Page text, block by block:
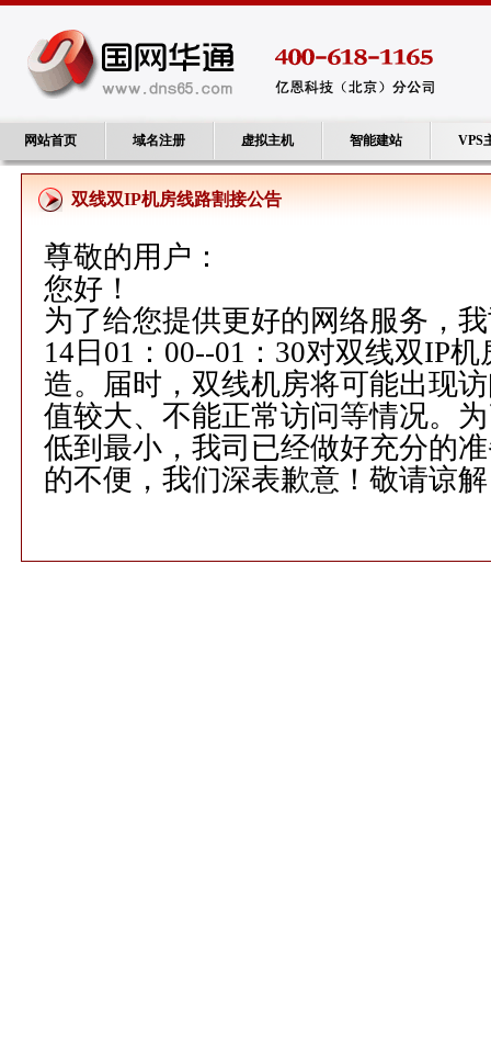
网站首页 域名注册 虚拟主机 智能建站 VPS
双线双IP机房线路割接公告
尊敬的用户：
您好！
为了给您提供更好的网络服务，
14日01：00--01：30对双线双IP
造。届时，双线机房将可能出现
值较大、不能正常访问等情况。
低到最小，我司已经做好充分的
的不便，我们深表歉意！敬请谅